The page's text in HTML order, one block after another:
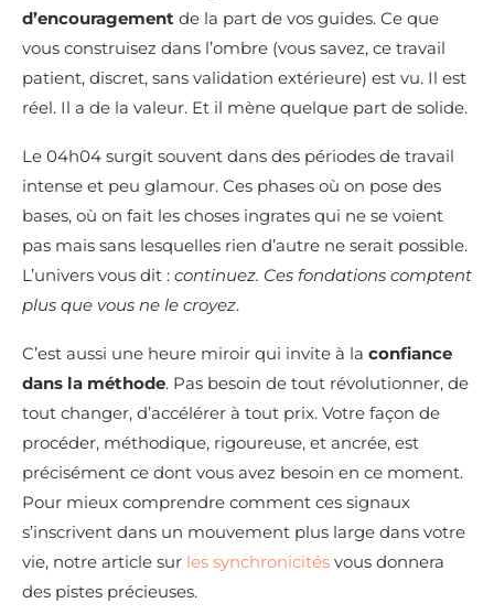
d’encouragement de la part de vos guides. Ce que
vous construisez dans l’ombre (vous savez, ce travail
patient, discret, sans validation extérieure) est vu. Il est
réel. Il a de la valeur. Et il mène quelque part de solide.
Le 04h04 surgit souvent dans des périodes de travail
intense et peu glamour. Ces phases où on pose des
bases, où on fait les choses ingrates qui ne se voient
pas mais sans lesquelles rien d’autre ne serait possible.
L’univers vous dit : continuez. Ces fondations comptent
plus que vous ne le croyez.
C’est aussi une heure miroir qui invite à la confiance
dans la méthode. Pas besoin de tout révolutionner, de
tout changer, d’accélérer à tout prix. Votre façon de
procéder, méthodique, rigoureuse, et ancrée, est
précisément ce dont vous avez besoin en ce moment.
Pour mieux comprendre comment ces signaux
s’inscrivent dans un mouvement plus large dans votre
vie, notre article sur les synchronicités vous donnera
des pistes précieuses.